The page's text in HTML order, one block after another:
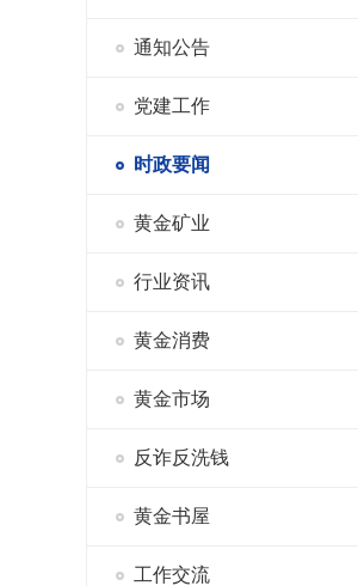
通知公告
党建工作
时政要闻
黄金矿业
行业资讯
黄金消费
黄金市场
反诈反洗钱
黄金书屋
工作交流